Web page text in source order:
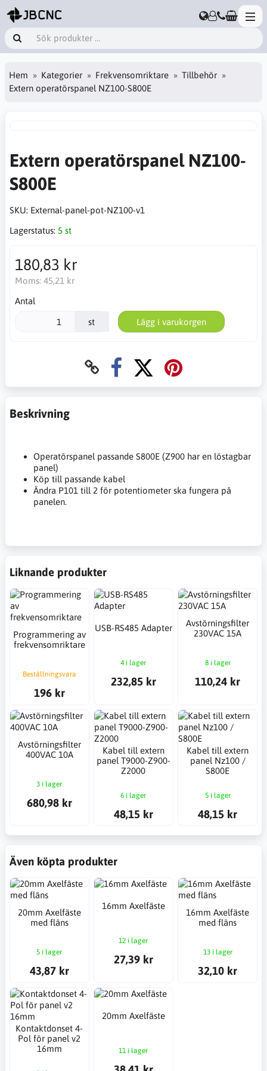
Hem Kategorier Frekvensomriktare
Tillbehör
Extern operatörspanel NZ100-S800E
Extern operatörspanel NZ100-
S800E
SKU: External-panel-pot-NZ100-v1
Lagerstatus: 5 st
180,83 kr
Moms: 45,21 kr
Antal
st Lägg i varukorgen
Beskrivning
Operatörspanel passande S800E (Z900 har en löstagbar
panel)
Köp till passande kabel
Ändra P101 till 2 för potentiometer ska fungera på
panelen.
Liknande produkter
Programmering av
frekvensomriktare
Beställningsvara
196 kr
USB-RS485 Adapter
4 i lager
232,85 kr
Avstörningsfilter
230VAC 15A
8 i lager
110,24 kr
Avstörningsfilter
400VAC 10A
3 i lager
680,98 kr
Kabel till extern
panel T9000-Z900-
Z2000
6 i lager
48,15 kr
Kabel till extern
panel Nz100 /
S800E
5 i lager
48,15 kr
Även köpta produkter
20mm Axelfäste
med fläns
5 i lager
43,87 kr
16mm Axelfäste
12 i lager
27,39 kr
16mm Axelfäste
med fläns
13 i lager
32,10 kr
Kontaktdonset 4-
Pol för panel v2
16mm
20mm Axelfäste
11 i lager